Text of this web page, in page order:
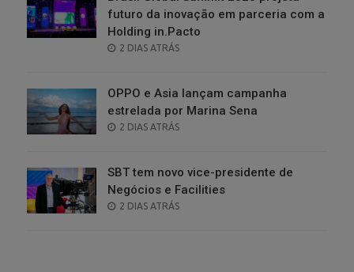
futuro da inovação em parceria com a
Holding in.Pacto
POSTED
2 DIAS ATRÁS
OPPO e Asia lançam campanha
estrelada por Marina Sena
POSTED
2 DIAS ATRÁS
SBT tem novo vice-presidente de
Negócios e Facilities
POSTED
2 DIAS ATRÁS